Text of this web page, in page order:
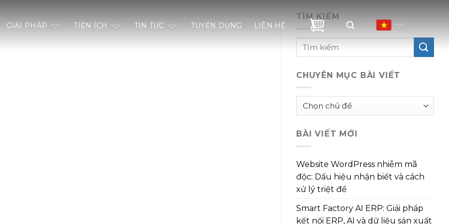
GIẢI PHÁP TIỆN ÍCH TIN TỨC TUYỂN DỤNG LIÊN HỆ
TÌM KIẾM
CHUYÊN MỤC BÀI VIẾT
Chuyên
viết
BÀI VIẾT MỚI
Website WordPress nhiễm mã
độc: Dấu hiệu nhận biết và cách
xử lý triệt để
Smart Factory AI ERP: Giải pháp
kết nối ERP, AI và dữ liệu sản xuất